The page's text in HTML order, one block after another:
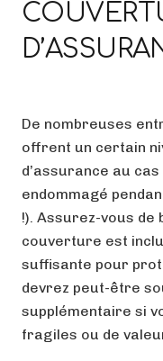
De nombreuses
offrent un certain
d’assurance au
endommagé
!). Assurez-vous de
couverture est
suffisante pour
devrez peut-être
supplémentaire si
fragiles ou de